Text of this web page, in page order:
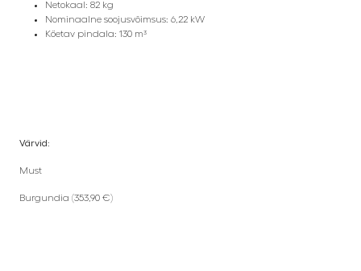
Netokaal: 82 kg
Nominaalne soojusvõimsus: 6,22 kW
Köetav pindala: 130 m³
Värvid:
Must
Burgundia (353,90 €)